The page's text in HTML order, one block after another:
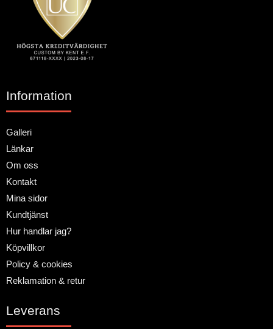
Information
Galleri
Länkar
Om oss
Kontakt
Mina sidor
Kundtjänst
Hur handlar jag?
Köpvillkor
Policy & cookies
Reklamation & retur
Leverans